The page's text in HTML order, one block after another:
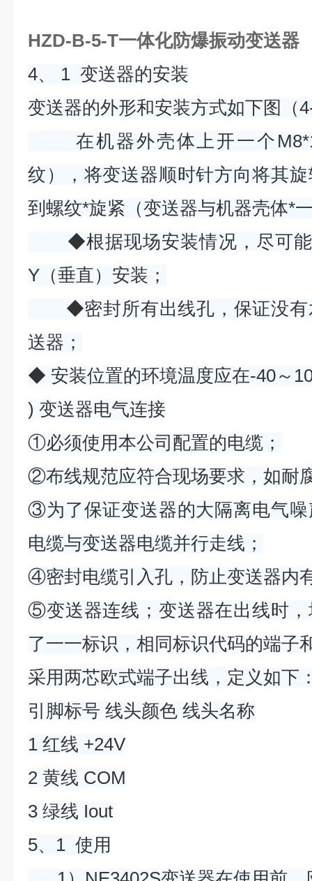
HZD-B-5-T一体化防爆振动变送器
4、 1 变送器的安装
变送器的外形和安装方式如下图（
在机器外壳体上开一个
纹），将变送器顺时针方向将其
到螺纹*旋紧（变送器与机器壳体*
◆根据现场安装情况，尽可能
Y（垂直）安装；
◆密封所有出线孔，保证没有
送器；
◆ 安装位置的环境温度应在-40～
) 变送器电气连接
①必须使用本公司配置的电缆；
②布线规范应符合现场要求，如耐
③为了保证变送器的大隔离电气
电缆与变送器电缆并行走线；
④密封电缆引入孔，防止变送器内
⑤变送器连线；变送器在出线时
了一一标识，相同标识代码的端子
采用两芯欧式端子出线，定义如下
引脚标号 线头颜色 线头名称
1 红线 +24V
2 黄线 COM
3 绿线 Iout
5、1 使用